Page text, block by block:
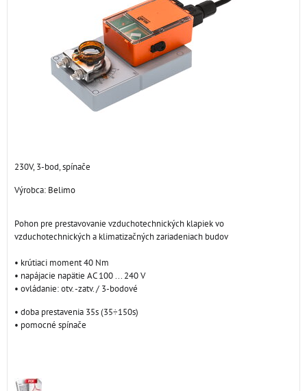
230V, 3-bod, spínače
Výrobca: Belimo
Pohon pre prestavovanie vzduchotechnických klapiek vo
vzduchotechnických a klimatizačných zariadeniach budov
• krútiaci moment 40 Nm
• napájacie napätie AC 100 ... 240 V
• ovládanie: otv. -zatv. / 3-bodové
• doba prestavenia 35s (35÷150s)
• pomocné spínače